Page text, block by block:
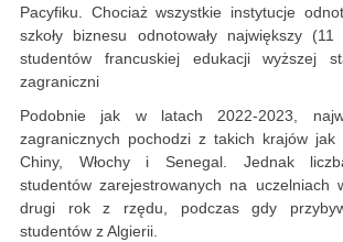
Pacyfiku. Chociaż wszystkie instytucje
szkoły biznesu odnotowały największy
studentów francuskiej edukacji wyższej
zagraniczni
Podobnie jak w latach 2022-2023,
zagranicznych pochodzi z takich krajów jak
Chiny, Włochy i Senegal. Jednak
studentów zarejestrowanych na uczelniach
drugi rok z rzędu, podczas gdy
studentów z Algierii.